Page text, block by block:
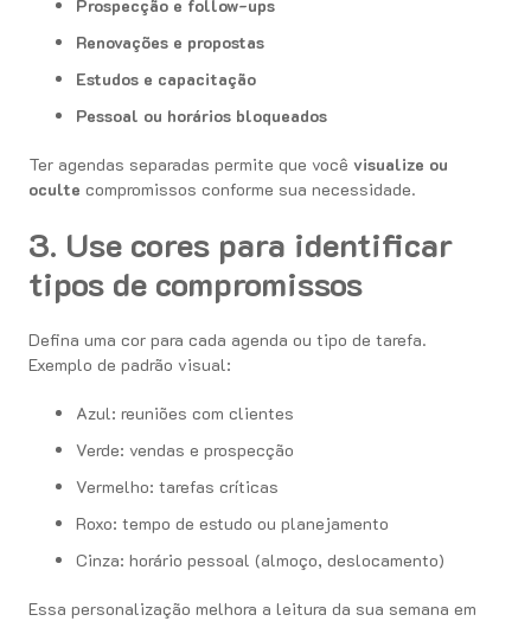
Prospecção e follow-ups
Renovações e propostas
Estudos e capacitação
Pessoal ou horários bloqueados
Ter agendas separadas permite que você visualize ou
oculte compromissos conforme sua necessidade.
3. Use cores para identificar
tipos de compromissos
Defina uma cor para cada agenda ou tipo de tarefa.
Exemplo de padrão visual:
Azul: reuniões com clientes
Verde: vendas e prospecção
Vermelho: tarefas críticas
Roxo: tempo de estudo ou planejamento
Cinza: horário pessoal (almoço, deslocamento)
Essa personalização melhora a leitura da sua semana em